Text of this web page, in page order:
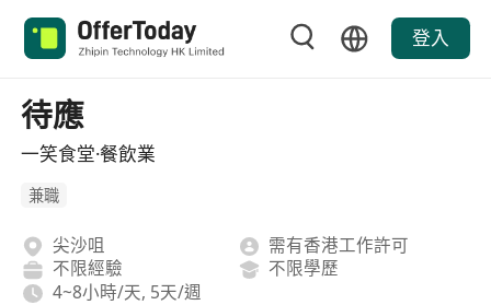
登入
待應
一笑食堂·餐飲業
兼職
尖沙咀
需有香港工作許可
不限經驗
不限學歷
4~8小時/天, 5天/週